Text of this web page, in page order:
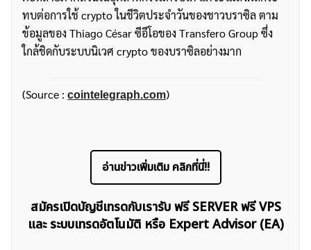
ทบต่อการใช้ crypto ในชีวิตประจำวันของชาวบราซิล ตาม
ข้อมูลของ Thiago César ซีอีโอของ Transfero Group ซึ่ง
ใกล้ชิดกับระบบนิเวศ crypto ของบราซิลอย่างมาก
(Source : cointelegraph.com)
อ่านข่าวเพิ่มเติม คลิกที่นี่!!
สมัครเปิดบัญชีเทรดกับเรารับ ฟรี SERVER ฟรี VPS
และ ระบบเทรดอัตโนมัติ หรือ Expert Advisor (EA)